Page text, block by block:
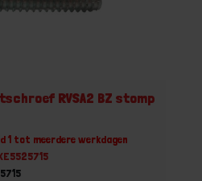
RVSA2 BZ stomp
1 tot meerdere werkdagen